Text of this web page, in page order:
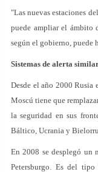
"Las nuevas estaciones
puede ampliar el ámbito
según el gobierno, puede
Sistemas de alerta
Desde el año 2000 Rusia
Moscú tiene que
la seguridad en sus
Báltico, Ucrania y
En 2008 se desplegó un
Petersburgo. Es del